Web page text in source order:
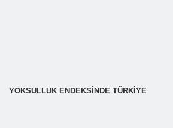
YOKSULLUK ENDEKSİNDE TÜRKİYE